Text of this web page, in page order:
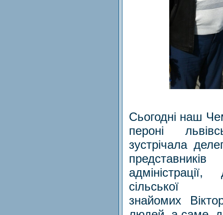
Сьогодні наш
пероні
зустрічала
адміністрації,
знайомих